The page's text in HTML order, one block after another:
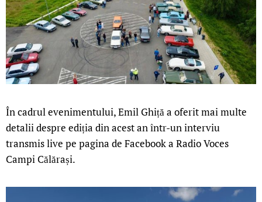
În cadrul evenimentului, Emil Ghiță a oferit mai multe
detalii despre ediția din acest an într-un interviu
transmis live pe pagina de Facebook a Radio Voces
Campi Călărași.